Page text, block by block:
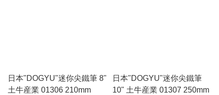
日本"DOGYU"迷你尖鐵筆 8"
土牛産業 01306 210mm
日本"DOGYU"迷你尖鐵筆
10" 土牛産業 01307 250mm